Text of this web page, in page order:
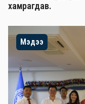
хамрагдав.
Мэдээ